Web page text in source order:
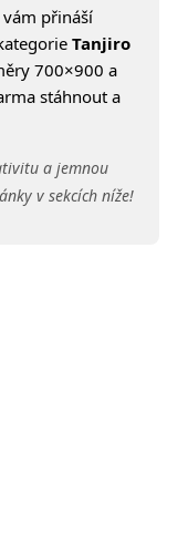
vám přináší
Tanjiro
700×900 a
stáhnout a
a jemnou
v sekcích níže!